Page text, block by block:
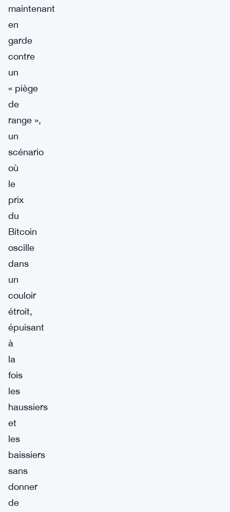
maintenant
en
garde
contre
un
« piège
de
range »,
un
scénario
où
le
prix
du
Bitcoin
oscille
dans
un
couloir
étroit,
épuisant
à
la
fois
les
haussiers
et
les
baissiers
sans
donner
de